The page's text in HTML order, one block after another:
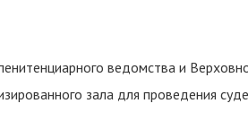
ведомства и
зала для проведения